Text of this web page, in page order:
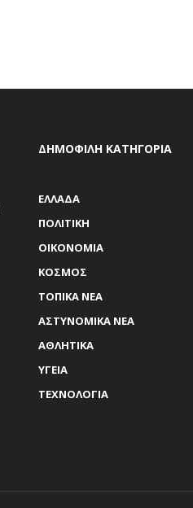
ΔΗΜΟΦΙΛΗ ΚΑΤΗΓΟΡΙΑ
ΕΛΛΑΔΑ
ΠΟΛΙΤΙΚΗ
ΟΙΚΟΝΟΜΙΑ
ΚΟΣΜΟΣ
ΤΟΠΙΚΑ ΝΕΑ
ΑΣΤΥΝΟΜΙΚΑ ΝΕΑ
ΑΘΛΗΤΙΚΑ
ΥΓΕΙΑ
ΤΕΧΝΟΛΟΓΙΑ